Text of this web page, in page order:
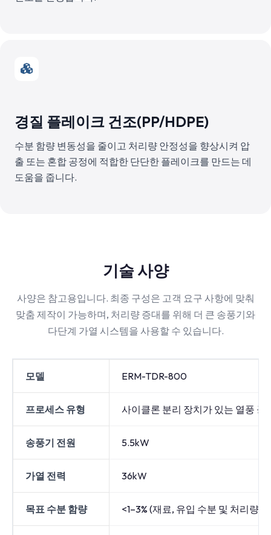
경질 플레이크 건조(PP/HDPE)
수분 함량 변동성을 줄이고 처리량 안정성을 향상시켜 압
출 또는 혼합 공정에 적합한 단단한 플레이크를 만드는 데
도움을 줍니다.
기술 사양
사양은 참고용입니다. 최종 구성은 고객 요구 사항에 맞춰
맞춤 제작이 가능하며, 처리량 증대를 위해 더 큰 송풍기와
다단계 가열 시스템을 사용할 수 있습니다.
모델 ERM-TDR-800
프로세스 유형 사이클론 분리 장치가 있는 열풍 공
송풍기 전원 5.5kW
가열 전력 36kW
목표 수분 함량 <1–3% (재료, 유입 수분 및 처리량